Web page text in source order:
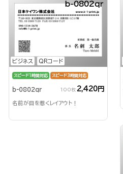
ビジネス QRコード
b-0802qr
スピード1時間対応 スピード3時間対応
b-0802qr 100枚 2,420円
名前が目を惹くレイアウト！